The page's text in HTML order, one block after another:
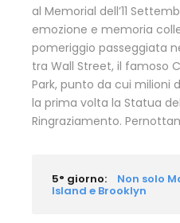
al Memorial dell’11
emozione e memoria
pomeriggio passeggiata
tra Wall Street, il famoso
Park, punto da cui milioni
la prima volta la Statua
Ringraziamento.
5° giorno: Non solo
Island e Brooklyn